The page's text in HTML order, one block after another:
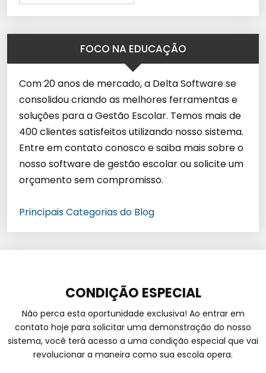
FOCO NA EDUCAÇÃO
Com 20 anos de mercado, a Delta Software se
consolidou criando as melhores ferramentas e
soluções para a Gestão Escolar. Temos mais de
400 clientes satisfeitos utilizando nosso sistema.
Entre em contato conosco e saiba mais sobre o
nosso software de gestão escolar ou solicite um
orçamento sem compromisso.
Principais Categorias do Blog
CONDIÇÃO ESPECIAL
Não perca esta oportunidade exclusiva! Ao entrar em
contato hoje para solicitar uma demonstração do nosso
sistema, você terá acesso a uma condição especial que vai
revolucionar a maneira como sua escola opera.